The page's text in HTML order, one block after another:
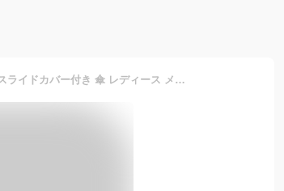
送料無料 カバー付き傘 16本骨 伸縮スライドカバー付き 傘 レディース メンズ かさ 長傘 風に強い 防水 ワンタッチ 頑丈 丈夫 撥水 軽量 日焼け防止 紫外線対策 グラスファイバー 伸縮スライドカバー付き傘 カバー付き傘 16骨 コンパクト 折りたたみ 風に強い 防水 車用傘